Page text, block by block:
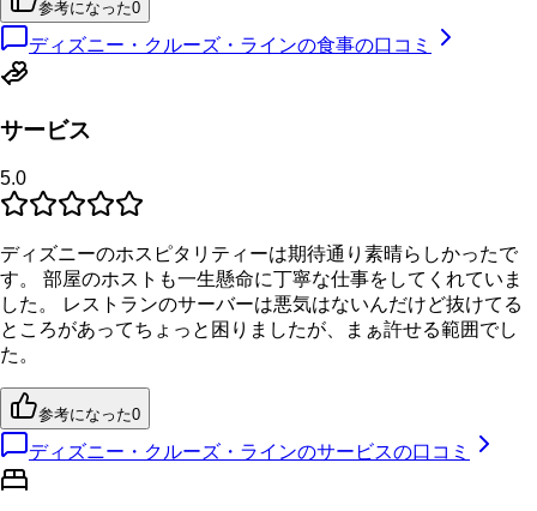
参考になった0
ディズニー・クルーズ・ラインの食事の口コミ
サービス
5.0
ディズニーのホスピタリティーは期待通り素晴らしかったで
す。 部屋のホストも一生懸命に丁寧な仕事をしてくれていま
した。 レストランのサーバーは悪気はないんだけど抜けてる
ところがあってちょっと困りましたが、まぁ許せる範囲でし
た。
参考になった0
ディズニー・クルーズ・ラインのサービスの口コミ